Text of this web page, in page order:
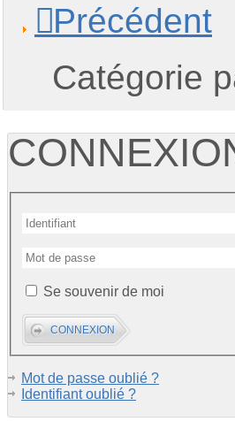
Précédent
Catégorie
Se souvenir de moi
Mot de passe oublié ?
Identifiant oublié ?